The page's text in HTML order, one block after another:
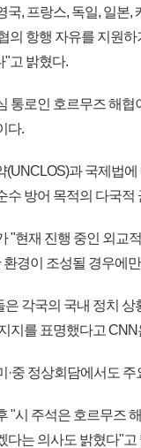
국, 프랑스, 독일, 일본
의 항행 자유를 지원
"고 밝혔다.
통로인 호르무즈 해
다.
(UNCLOS)과 국제법
수 방어 목적의 다국
"현재 진행 중인 외교
경이 조성될 경우에
각국의 국내 정치
지를 표명했다고 CNN
·중 정상회담에서도
"시 주석은 호르무즈
다는 의사도 밝혔다"고